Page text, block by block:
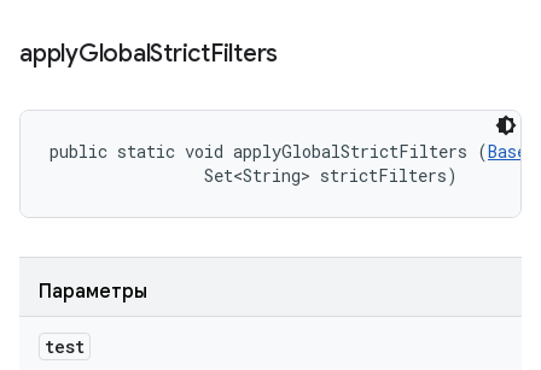
applyGlobalStrictFilters
public static void applyGlobalStrictFilters (
                Set<String> strictFilters)
Параметры
test